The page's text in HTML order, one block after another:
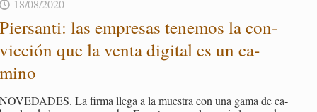
18/08/2020
Pier­san­ti: las em­pre­sas te­ne­mos la con­
vic­ción que la venta di­gi­tal es un ca­
mino
NO­VE­DA­DES. La firma llega a la mues­tra con una gama de ca­